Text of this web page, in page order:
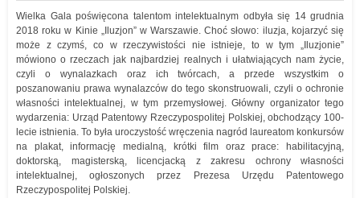
Wielka Gala poświęcona talentom intelektualnym odbyła się 14 grudnia
2018 roku w Kinie „Iluzjon” w Warszawie. Choć słowo: iluzja, kojarzyć się
może z czymś, co w rzeczywistości nie istnieje, to w tym „Iluzjonie”
mówiono o rzeczach jak najbardziej realnych i ułatwiających nam życie,
czyli o wynalazkach oraz ich twórcach, a przede wszystkim o
poszanowaniu prawa wynalazców do tego skonstruowali, czyli o ochronie
własności intelektualnej, w tym przemysłowej. Główny organizator tego
wydarzenia: Urząd Patentowy Rzeczypospolitej Polskiej, obchodzący 100-
lecie istnienia. To była uroczystość wręczenia nagród laureatom konkursów
na plakat, informację medialną, krótki film oraz prace: habilitacyjną,
doktorską, magisterską, licencjacką z zakresu ochrony własności
intelektualnej, ogłoszonych przez Prezesa Urzędu Patentowego
Rzeczypospolitej Polskiej.